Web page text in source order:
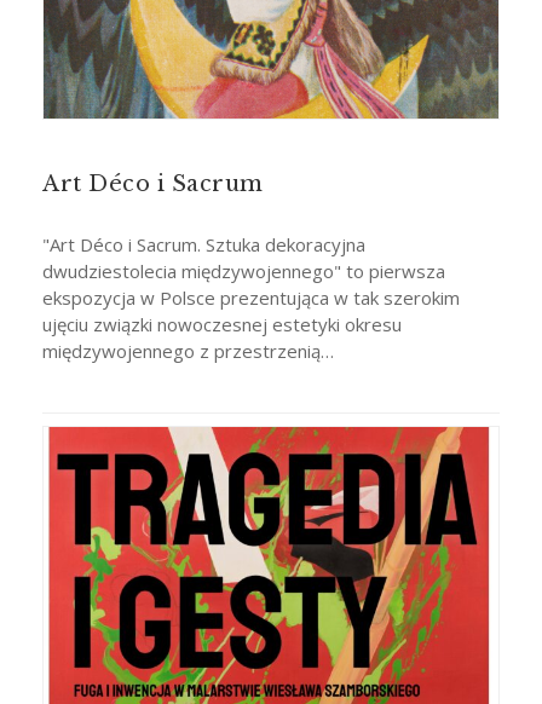
Art Déco i Sacrum
"Art Déco i Sacrum. Sztuka dekoracyjna
dwudziestolecia międzywojennego" to pierwsza
ekspozycja w Polsce prezentująca w tak szerokim
ujęciu związki nowoczesnej estetyki okresu
międzywojennego z przestrzenią…